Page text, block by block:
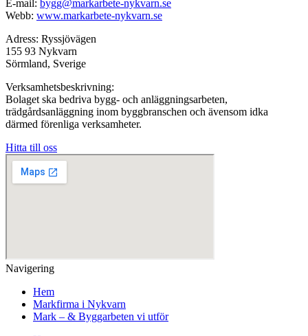
E-mail: bygg@markarbete-nykvarn.se
Webb: www.markarbete-nykvarn.se
Adress: Ryssjövägen
155 93 Nykvarn
Sörmland, Sverige
Verksamhetsbeskrivning:
Bolaget ska bedriva bygg- och anläggningsarbeten,
trädgårdsanläggning inom byggbranschen och ävensom idka
därmed förenliga verksamheter.
Hitta till oss
Navigering
Hem
Markfirma i Nykvarn
Mark – & Byggarbeten vi utför